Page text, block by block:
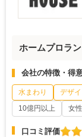
ホームプロラ
会社の特徴・得
水まわり デザ
10億円以上
女
口コミ評価